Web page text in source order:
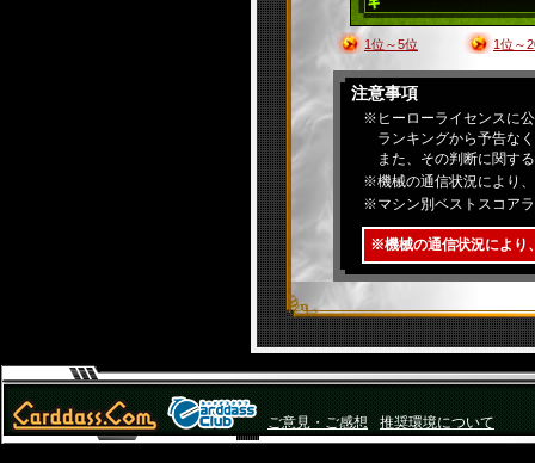
1位～5位 1位～
注意事項
※ヒーローライセンスに
ランキングから予告な
また、その判断に関す
※機械の通信状況により
※マシン別ベストスコア
※機械の通信状況により
ご意見・ご感想 推奨環境について